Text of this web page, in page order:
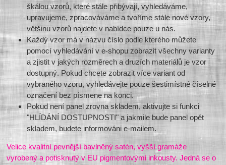
škálou vzorů, které stále přibývají, vyhledáváme,
upravujeme, zpracováváme a tvoříme stále nové vzory,
většinu vzorů najdete v nabídce pouze u nás.
Každý vzor má v názvu číslo podle kterého můžete
pomocí vyhledávání v e-shopu zobrazit všechny varianty
a zjistit v jakých rozměrech a druzích materiálů je vzor
dostupný. Pokud chcete zobrazit více variant od
vybraného vzoru, vyhledávejte pouze šestimístné číselné
označení bez písmene na konci.
Pokud není panel zrovna skladem, aktivujte si funkci
"HLÍDÁNÍ DOSTUPNOSTI" a jakmile bude panel opět
skladem, budete informováni e-mailem.
Velice kvalitní pevnější bavlněný satén, vyšší gramáže
vyrobený a potisknutý v EU pigmentovými inkousty. Jedná se o